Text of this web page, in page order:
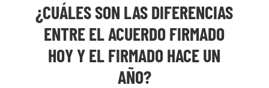
¿CUÁLES SON LAS DIFERENCIAS
ENTRE EL ACUERDO FIRMADO
HOY Y EL FIRMADO HACE UN
AÑO?